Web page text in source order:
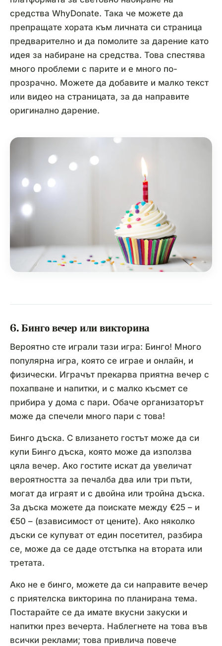
средства WhyDonate. Така че можете да
препращате хората към личната си страница
предварително и да помолите за дарение като
идея за набиране на средства. Това спестява
много проблеми с парите и е много по-
прозрачно. Можете да добавите и малко текст
или видео на страницата, за да направите
оригинално дарение.
6. Бинго вечер или викторина
Вероятно сте играли тази игра: Бинго! Много
популярна игра, която се играе и онлайн, и
физически. Играчът прекарва приятна вечер с
похапване и напитки, и с малко късмет се
прибира у дома с пари. Обаче организаторът
може да спечели много пари с това!
Бинго дъска. С влизането гостът може да си
купи Бинго дъска, която може да използва
цяла вечер. Ако гостите искат да увеличат
вероятността за печалба два или три пъти,
могат да играят и с двойна или тройна дъска.
За дъска можете да поискате между €25 – и
€50 – (взависимост от цените). Ако няколко
дъски се купуват от един посетител, разбира
се, може да се даде отстъпка на втората или
третата.
Ако не е бинго, можете да си направите вечер
с приятелска викторина по планирана тема.
Постарайте се да имате вкусни закуски и
напитки през вечерта. Наблегнете на това във
всички реклами; това привлича повече